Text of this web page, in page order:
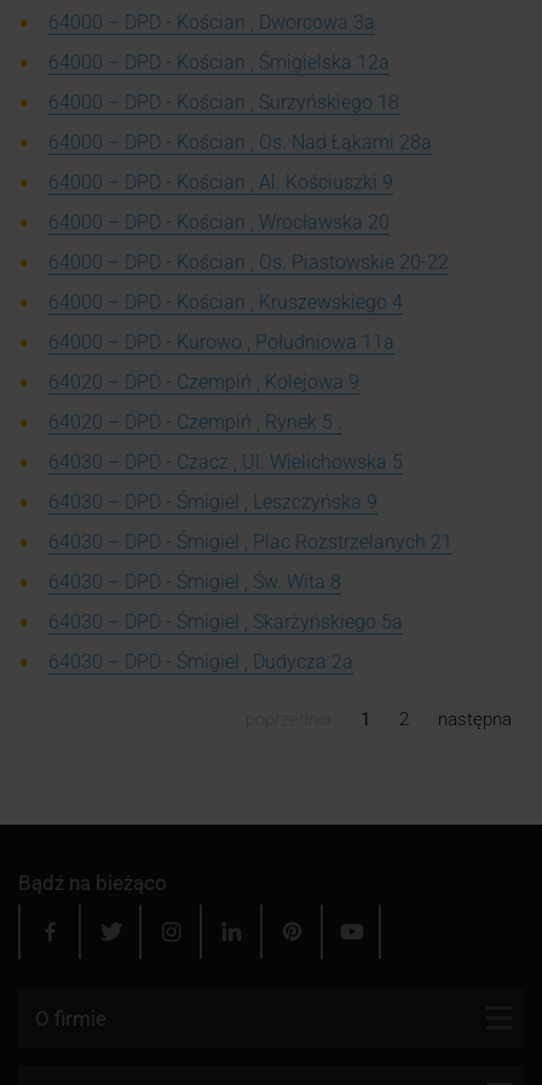
64000 – DPD - Kościan , Dworcowa 3a
64000 – DPD - Kościan , Śmigielska 12a
64000 – DPD - Kościan , Surzyńskiego 18
64000 – DPD - Kościan , Os. Nad Łąkami 28a
64000 – DPD - Kościan , Al. Kościuszki 9
64000 – DPD - Kościan , Wrocławska 20
64000 – DPD - Kościan , Os. Piastowskie 20-22
64000 – DPD - Kościan , Kruszewskiego 4
64000 – DPD - Kurowo , Południowa 11a
64020 – DPD - Czempiń , Kolejowa 9
64020 – DPD - Czempiń , Rynek 5 .
64030 – DPD - Czacz , Ul. Wielichowska 5
64030 – DPD - Śmigiel , Leszczyńska 9
64030 – DPD - Śmigiel , Plac Rozstrzelanych 21
64030 – DPD - Śmigiel , Św. Wita 8
64030 – DPD - Śmigiel , Skarżyńskiego 5a
64030 – DPD - Śmigiel , Dudycza 2a
1 2 następna
Bądź na bieżąco
O firmie